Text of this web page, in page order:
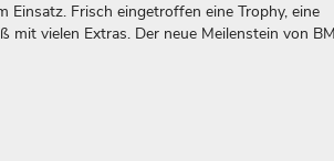
Einsatz. Frisch eingetroffen eine Trophy, eine
mit vielen Extras. Der neue Meilenstein von